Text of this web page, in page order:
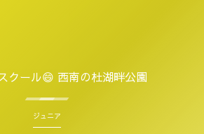
クール😄 西南の杜湖畔公園
ジュニア